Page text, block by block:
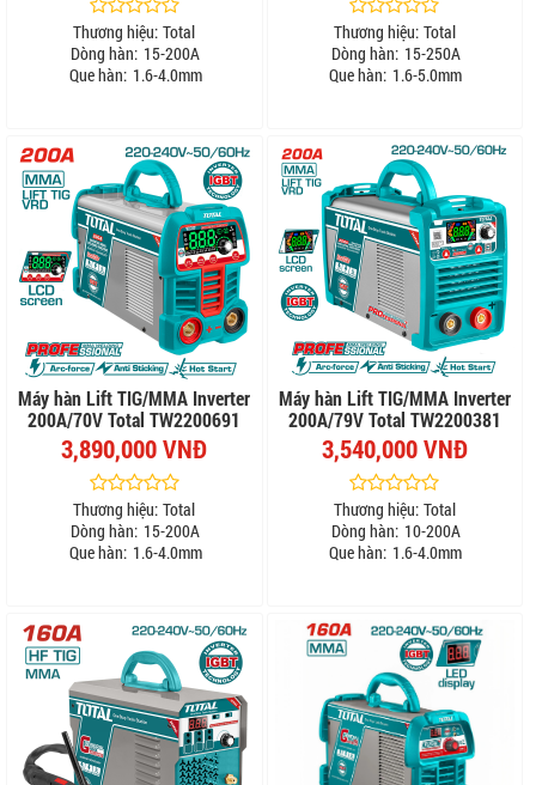
Thương hiệu: Total
Dòng hàn: 15-200A
Que hàn: 1.6-4.0mm
Thương hiệu: Total
Dòng hàn: 15-250A
Que hàn: 1.6-5.0mm
Máy hàn Lift TIG/MMA Inverter
200A/70V Total TW2200691
3,890,000 VNĐ
Thương hiệu: Total
Dòng hàn: 15-200A
Que hàn: 1.6-4.0mm
Máy hàn Lift TIG/MMA Inverter
200A/79V Total TW2200381
3,540,000 VNĐ
Thương hiệu: Total
Dòng hàn: 10-200A
Que hàn: 1.6-4.0mm